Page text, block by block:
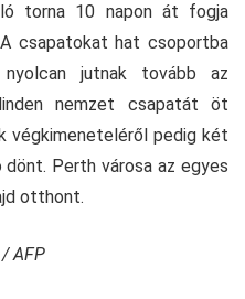
torna 10 napon át fogja
csapatokat hat csoportba
nyolcan jutnak tovább az
nemzet csapatát öt
végkimeneteléről pedig két
Perth városa az egyes
otthont.
AFP